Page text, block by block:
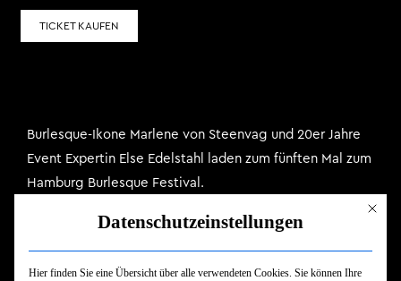
TICKET KAUFEN
Burlesque-Ikone Marlene von Steenvag und 20er Jahre
Event Expertin Else Edelstahl laden zum fünften Mal zum
Hamburg Burlesque Festival.
Erleben Sie an zwei Abenden die ganze Bandbreite des
Burlesque mit all ihren Facetten und Spielarten. Von
glamourös bis geistreich, von bizarr bis boylesque, von
Mit
Datenschutzeinstellungen
Hier finden Sie eine Übersicht über alle verwendeten Cookies. Sie können Ihre